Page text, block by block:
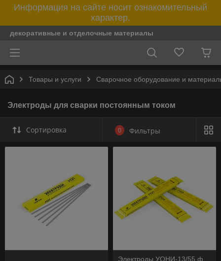
Информация на сайте носит ознакомительный
характер.
декоративные и отделочные материалы
Товары и услуги Сварочное оборудование и
Электроды для сварки постоянным током
Сортировка 0 Фильтры
Электроды УОНИ-13/55 ф